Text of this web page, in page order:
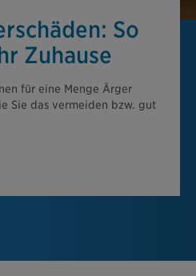
So
Zuhause
für eine Menge Ärger
Sie das vermeiden bzw. gut